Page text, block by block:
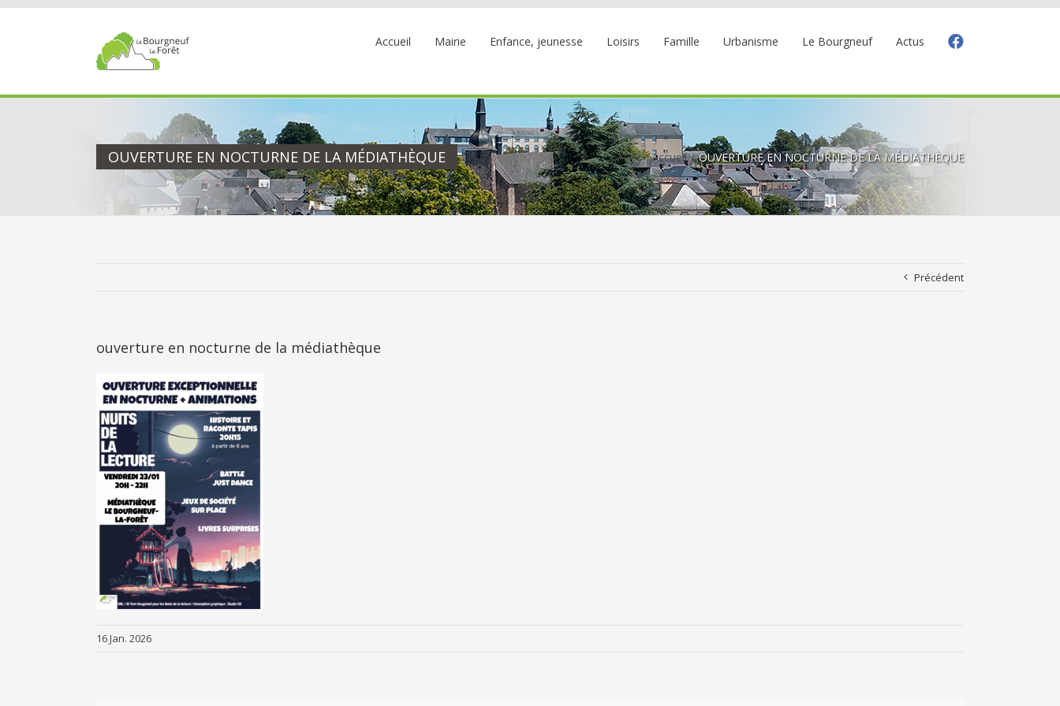
Passer
Accueil Mairie Enfance, jeunesse Loisirs Famille Urbanisme Le Bourgneuf Actus
OUVERTURE EN NOCTURNE DE LA MÉDIATHÈQUE Accueil OUVERTURE EN NOCTURNE DE LA MÉDIATHÈQUE
Précédent
ouverture en nocturne de la médiathèque
16 Jan. 2026